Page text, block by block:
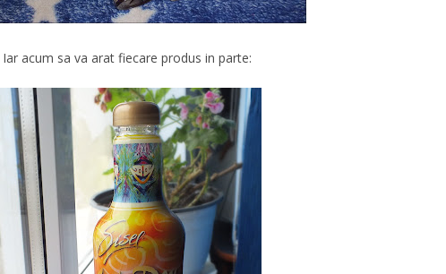
Iar acum sa va arat fiecare produs in parte: